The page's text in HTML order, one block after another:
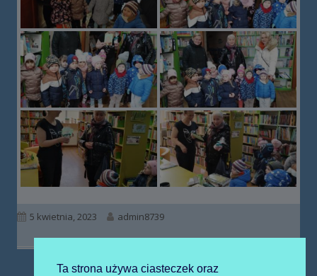
Opublikowano
5 kwietnia, 2023 Autor
admin8739
Ta strona używa ciasteczek oraz